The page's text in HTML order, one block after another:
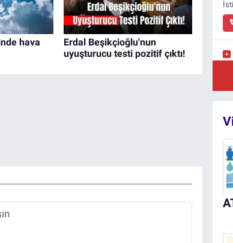
hava
Erdal Beşikçioğlu'nun
uyuşturucu testi pozitif çıktı!